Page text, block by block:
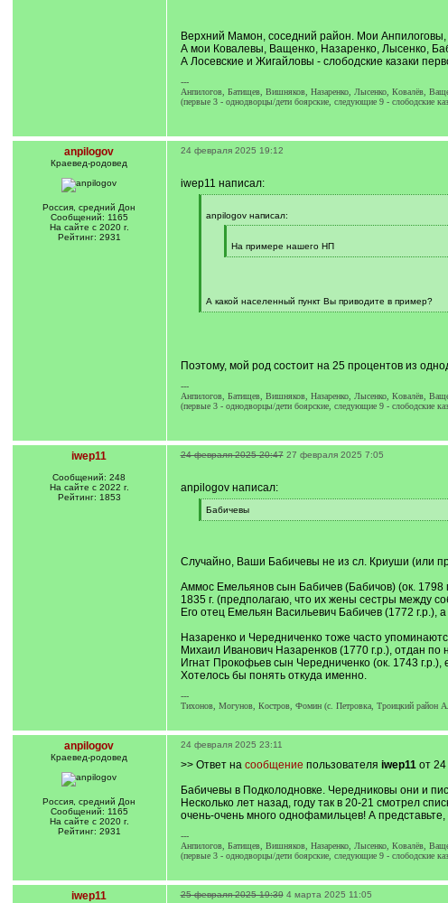
Верхний Мамон, соседний район. Мои
А мои Ковалевы, Ващенко, Назаренко, Лысенко,
А Лосевские и Жигайловы - слободские казаки
---
Анпилогов, Батищев, Вишняков, Назаренко, Лысенко, Ковалёв,
(первые 3 - однодворцы/дети боярские, следующие 9 - слободские
anpilogov
Краевед-родовед
Россия, средний Дон
Сообщений: 1165
На сайте с 2020 г.
Рейтинг: 2931
24 февраля 2025 19:12
iwep11 написал:
q
anpilogov написал:
q
]
На примере нашего НП
[
А какой населенный пункт Вы приводите в пример?
[
Поэтому, мой род состоит на 25 процентов из
---
Анпилогов, Батищев, Вишняков, Назаренко, Лысенко, Ковалёв,
(первые 3 - однодворцы/дети боярские, следующие 9 - слободские
iwep11
Сообщений: 248
На сайте с 2022 г.
Рейтинг: 1853
24 февраля 2025 20:47 27 февраля 2025 7:05
anpilogov написал:
[
q
Бабичевы
[
Случайно, Ваши Бабичевы не из сл. Криуши (или
Аммос Емельянов сын Бабичев (Бабичов) (ок. 1798
1835 г. (предполагаю, что их жены сестры между
Его отец Емельян Васильевич Бабичев (1772 г.р.),
Назаренко и Чередниченко тоже часто
Михаил Иванович Назаренков (1770 г.р.), отдан по
Игнат Прокофьев сын Чередниченко (ок. 1743 г.р.),
Хотелось бы понять откуда именно.
---
Тихонов, Могунов, Костров, Фомин (с. Петровка, Троицкий район
anpilogov
Краевед-родовед
Россия, средний Дон
Сообщений: 1165
На сайте с 2020 г.
Рейтинг: 2931
24 февраля 2025 23:11
>> Ответ на сообщение пользователя iwep11от 24
Бабичевы в Подколодновке. Чередниковы они и
Несколько лет назад, году так в 20-21 смотрел
очень-очень много однофамильцев! А представьте,
---
Анпилогов, Батищев, Вишняков, Назаренко, Лысенко, Ковалёв,
(первые 3 - однодворцы/дети боярские, следующие 9 - слободские
iwep11 25 февраля 2025 19:39 4 марта 2025 11:05